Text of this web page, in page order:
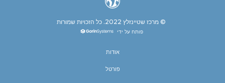
© מרכז שטיינזלץ 2022. כל הזכויות שמורות
פותח על ידי
אודות
פורטל